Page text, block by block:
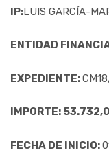
IP:LUIS GARCÍA-
ENTIDAD
EXPEDIENTE:
IMPORTE:
FECHA DE INICIO: